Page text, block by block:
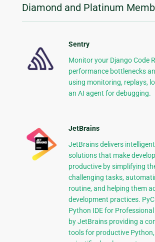
Diamond and Platinum
Sentry
Monitor your Django Code
performance bottlenecks
using monitoring, replays,
an AI agent for debugging.
JetBrains
JetBrains delivers
solutions that make
productive by simplifying
challenging tasks,
routine, and helping them
development practices.
Python IDE for Professional
by JetBrains providing a
tools for productive Python,